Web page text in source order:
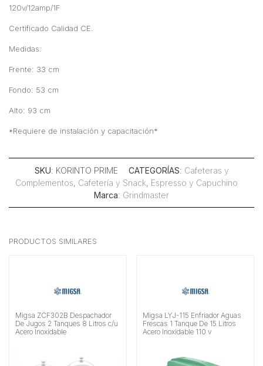
120v/12amp/1F
Certificado Calidad CE.
Medidas:
Frente: 33 cm
Fondo: 53 cm
Alto: 93 cm
*Requiere de instalación y capacitación*
SKU: KORINTO PRIME CATEGORÍAS: Cafeteras y
Complementos, Cafetería y Snack, Espresso y Capuchino
Marca: Grindmaster
PRODUCTOS SIMILARES
Migsa ZCF302B Despachador
De Jugos 2 Tanques 8 Litros c/u
Acero Inoxidable
Migsa LYJ-115 Enfriador Aguas
Frescas 1 Tanque De 15 Litros
Acero Inoxidable 110 v